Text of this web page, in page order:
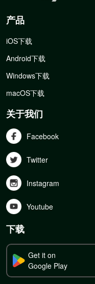
产品
iOS下载
Android下载
Windows下载
macOS下载
关于我们
Facebook
Twitter
Instagram
Youtube
下载
Get it on
Google Play